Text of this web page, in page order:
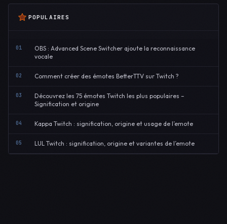
POPULAIRES
01
OBS : Advanced Scene Switcher ajoute la reconnaissance
vocale
02 Comment créer des émotes BetterTTV sur Twitch ?
03
Découvrez les 75 émotes Twitch les plus populaires –
Signification et origine
04 Kappa Twitch : signification, origine et usage de l’emote
05 LUL Twitch : signification, origine et variantes de l’emote